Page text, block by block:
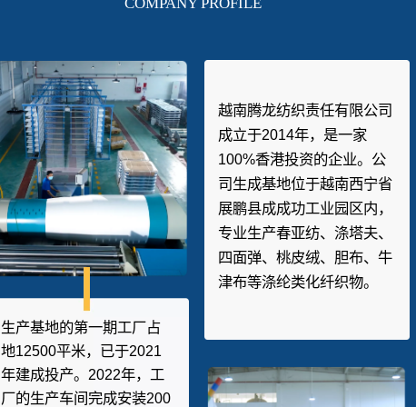
生产基地的第一期工厂占
地12500平米，已于2021
年建成投产。 2022年，工
厂的生产车间完成安装200
COMPANY PROFILE
越南腾龙纺织责任有限公司
成立于2014年，是一家
100%香港投资的企业。公
司生成基地位于越南西宁省
展鹏县成成功工业园区内，
专业生产春亚纺、涤塔夫、
四面弹、桃皮绒、胆布、牛
津布等涤纶类化纤织物。